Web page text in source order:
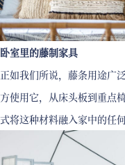
卧室里的藤制家具
正如我们所说，藤条用途广
方使用它，从床头板到重点
式将这种材料融入家中的任何